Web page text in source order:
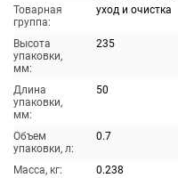
Товарная
группа:
уход и очистка
Высота
упаковки,
мм:
235
Длина
упаковки,
мм:
50
Объем
упаковки, л:
0.7
Масса, кг:
0.238